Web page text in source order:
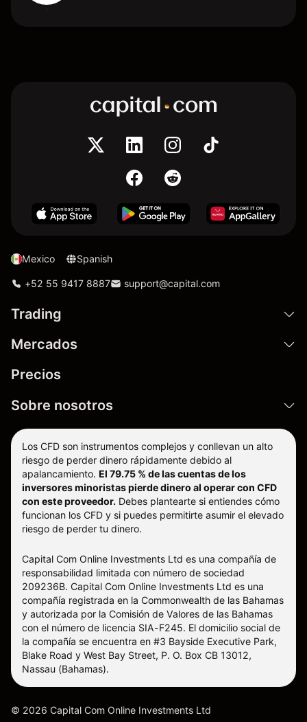
Mexico Spanish
+52 55 9417 8887 support@capital.com
Trading
Mercados
Precios
Sobre nosotros
Los CFD son instrumentos complejos y conllevan un alto
riesgo de perder dinero rápidamente debido al
apalancamiento. El 79.75 % de las cuentas de los
inversores minoristas pierde dinero al operar con CFD
con este proveedor. Debes plantearte si entiendes cómo
funcionan los CFD y si puedes permitirte asumir el elevado
riesgo de perder tu dinero.
Capital Com Online Investments Ltd es una compañía de
responsabilidad limitada con número de sociedad
209236B. Capital Com Online Investments Ltd es una
compañía registrada en la Commonwealth de las Bahamas
y autorizada por la Comisión de Valores de las Bahamas
con el número de licencia SIA-F245. El domicilio social de
la compañía se encuentra en #3 Bayside Executive Park,
Blake Road y West Bay Street, P. O. Box CB 13012,
Nassau (Bahamas).
© 2026 Capital Com Online Investments Ltd